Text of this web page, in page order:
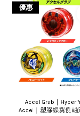
優惠
Accel Grab｜Hyper
Accel｜塑膠蝶翼側軸